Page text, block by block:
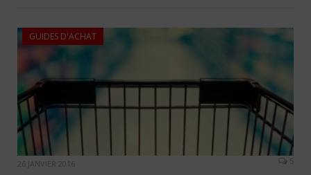
GUIDES D'ACHAT
26 JANVIER 2016 5